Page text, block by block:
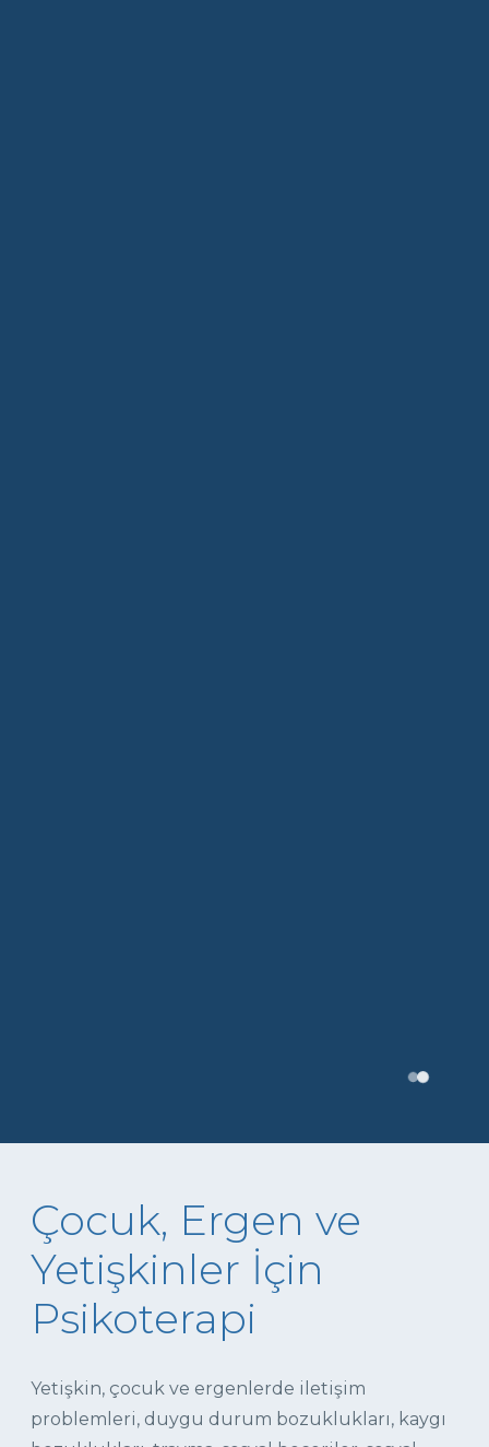
Çocuk, Ergen ve
Yetişkinler İçin
Psikoterapi
Yetişkin, çocuk ve ergenlerde iletişim
problemleri, duygu durum bozuklukları, kaygı